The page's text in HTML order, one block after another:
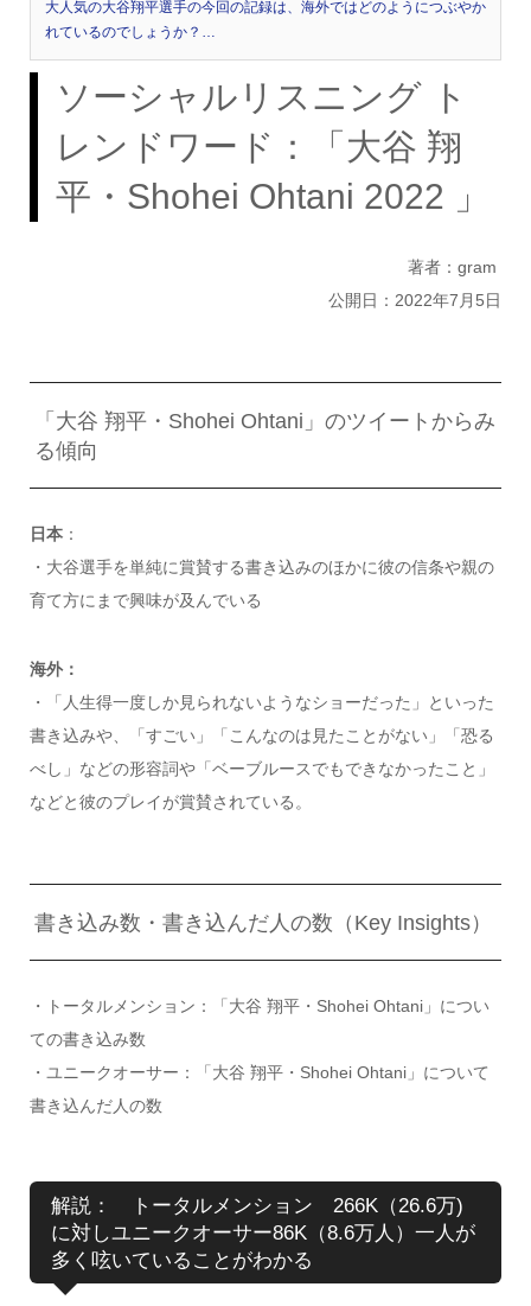
大人気の大谷翔平選手の今回の記録は、海外ではどのようにつぶやか
れているのでしょうか？…
ソーシャルリスニング ト
レンドワード：「大谷 翔
平・Shohei Ohtani 2022 」
著者：gram
公開日：2022年7月5日
「大谷 翔平・Shohei Ohtani」のツイートからみ
る傾向
日本：
・大谷選手を単純に賞賛する書き込みのほかに彼の信条や親の
育て方にまで興味が及んでいる
海外：
・「人生得一度しか見られないようなショーだった」といった
書き込みや、「すごい」「こんなのは見たことがない」「恐る
べし」などの形容詞や「ベーブルースでもできなかったこと」
などと彼のプレイが賞賛されている。
書き込み数・書き込んだ人の数（Key Insights）
・トータルメンション：「大谷 翔平・Shohei Ohtani」につい
ての書き込み数
・ユニークオーサー：「大谷 翔平・Shohei Ohtani」について
書き込んだ人の数
解説： トータルメンション 266K（26.6万)
に対しユニークオーサー86K（8.6万人）一人が
多く呟いていることがわかる